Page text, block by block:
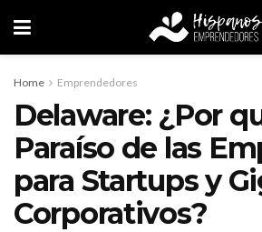
Home Emprendedores
Delaware: ¿Por
Paraíso de las
para Startups y
Corporativos?